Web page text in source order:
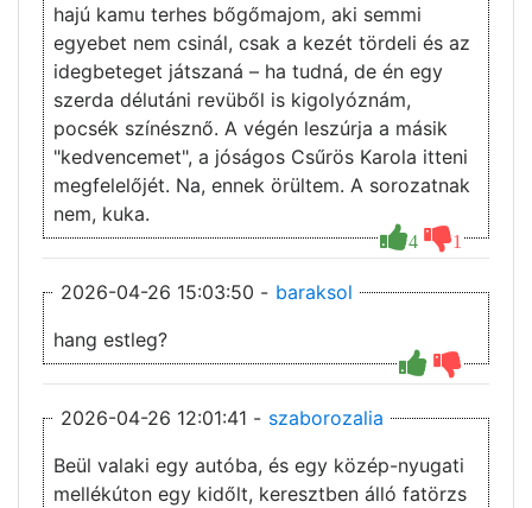
4 1
hajú kamu terhes bőgőmajom, aki semmi
egyebet nem csinál, csak a kezét tördeli és az
idegbeteget játszaná – ha tudná, de én egy
szerda délutáni revüből is kigolyóznám,
pocsék színésznő. A végén leszúrja a másik
"kedvencemet", a jóságos Csűrös Karola itteni
megfelelőjét. Na, ennek örültem. A sorozatnak
nem, kuka.
2026-04-26 15:03:50 - baraksol
hang estleg?
2026-04-26 12:01:41 - szaborozalia
Beül valaki egy autóba, és egy közép-nyugati
mellékúton egy kidőlt, keresztben álló fatörzs